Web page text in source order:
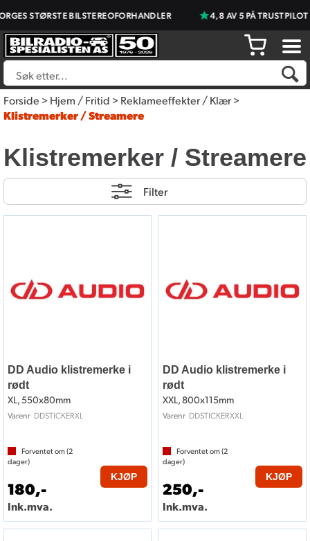
STØRSTE BILSTEREOFORHANDLER 4,8 AV 5 PÅ TRUSTPILOT
Forside>Hjem / Fritid>Reklameeffekter / Klær>
Klistremerker / Streamere
Klistremerker / Streamere
Filter
DD Audio klistremerke i
rødt
XL, 550x80mm
Varenr DDSTICKERXL
Forventet om (2
dager)
180,-
Ink.mva.
KJØP
DD Audio klistremerke i
rødt
XXL, 800x115mm
Varenr DDSTICKERXXL
Forventet om (2
dager)
250,-
Ink.mva.
KJØP